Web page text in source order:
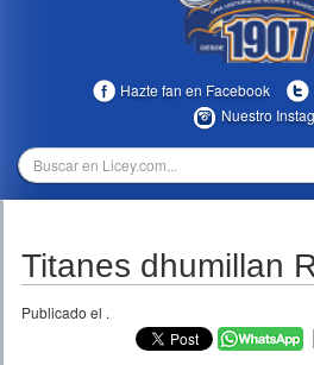
MULTIMEDIA
TEMPORADAS
Hazte fan en Facebook
Nuestro
Titanes dhumillan
Publicado el .